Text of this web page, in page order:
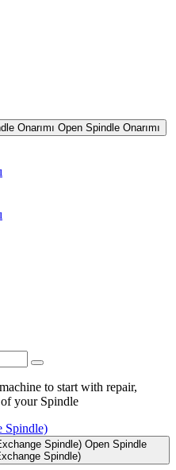
Onarımı Open Spindle Onarımı
to start with repair,
your Spindle
Spindle)
Spindle) Open Spindle
Spindle)